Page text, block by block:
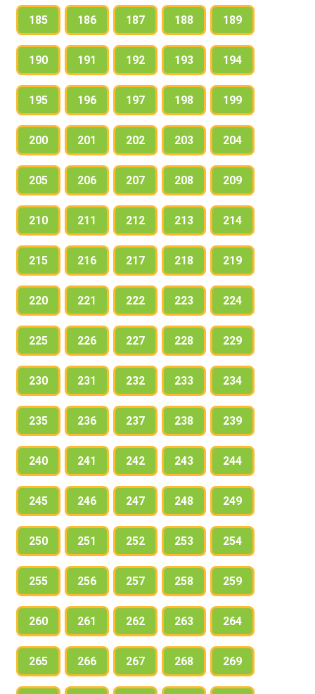
185 186 187 188 189
190 191 192 193 194
195 196 197 198 199
200 201 202 203 204
205 206 207 208 209
210 211 212 213 214
215 216 217 218 219
220 221 222 223 224
225 226 227 228 229
230 231 232 233 234
235 236 237 238 239
240 241 242 243 244
245 246 247 248 249
250 251 252 253 254
255 256 257 258 259
260 261 262 263 264
265 266 267 268 269